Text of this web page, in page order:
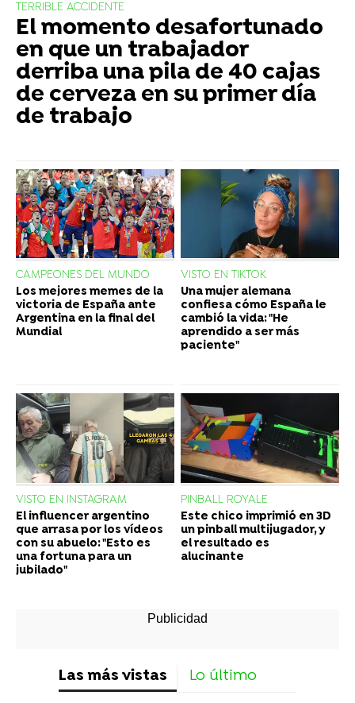
TERRIBLE ACCIDENTE
El momento desafortunado
en que un trabajador
derriba una pila de 40 cajas
de cerveza en su primer día
de trabajo
CAMPEONES DEL MUNDO
Los mejores memes de la
victoria de España ante
Argentina en la final del
Mundial
VISTO EN TIKTOK
Una mujer alemana
confiesa cómo España le
cambió la vida: "He
aprendido a ser más
paciente"
VISTO EN INSTAGRAM
El influencer argentino
que arrasa por los vídeos
con su abuelo: "Esto es
una fortuna para un
jubilado"
PINBALL ROYALE
Este chico imprimió en 3D
un pinball multijugador, y
el resultado es
alucinante
Las más vistas Lo último